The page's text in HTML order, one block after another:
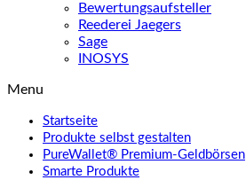
Bewertungsaufsteller
Reederei Jaegers
Sage
INOSYS
Menu
Startseite
Produkte selbst gestalten
PureWallet® Premium-Geldbörsen
Smarte Produkte